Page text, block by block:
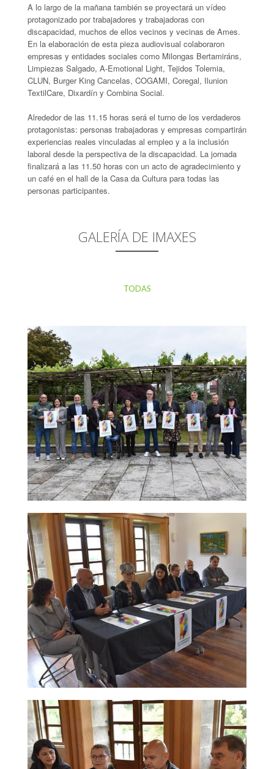
A lo largo de la mañana también se proyectará un vídeo
protagonizado por trabajadores y trabajadoras con
discapacidad, muchos de ellos vecinos y vecinas de Ames.
En la elaboración de esta pieza audiovisual colaboraron
empresas y entidades sociales como Milongas Bertamiráns,
Limpiezas Salgado, A-Emotional Light, Tejidos Tolemia,
CLUN, Burger King Cancelas, COGAMI, Coregal, Ilunion
TextilCare, Dixardín y Combina Social.
Alrededor de las 11.15 horas será el turno de los verdaderos
protagonistas: personas trabajadoras y empresas compartirán
experiencias reales vinculadas al empleo y a la inclusión
laboral desde la perspectiva de la discapacidad. La jornada
finalizará a las 11.50 horas con un acto de agradecimiento y
un café en el hall de la Casa da Cultura para todas las
personas participantes.
GALERÍA DE IMAXES
TODAS